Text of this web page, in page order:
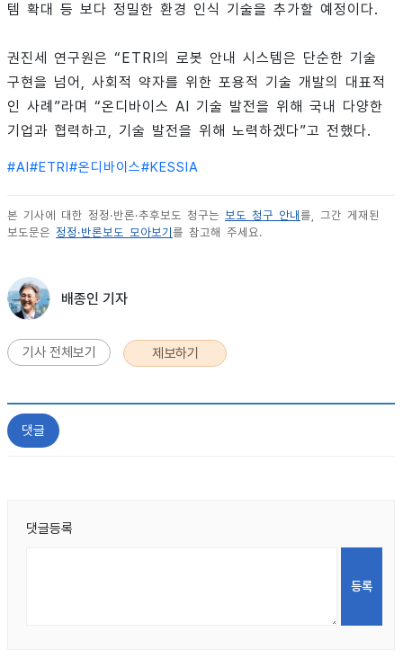
템 확대 등 보다 정밀한 환경 인식 기술을 추가할 예정이다.
권진세 연구원은 “ETRI의 로봇 안내 시스템은 단순한 기술
구현을 넘어, 사회적 약자를 위한 포용적 기술 개발의 대표적
인 사례”라며 “온디바이스 AI 기술 발전을 위해 국내 다양한
기업과 협력하고, 기술 발전을 위해 노력하겠다”고 전했다.
#AI #ETRI #온디바이스#KESSIA
본 기사에 대한 정정·반론·추후보도 청구는 보도 청구 안내 를, 그간 게재된
보도문은 정정·반론보도 모아보기 를 참고해 주세요.
배종인 기자
기사 전체보기 제보하기
댓글
댓글등록